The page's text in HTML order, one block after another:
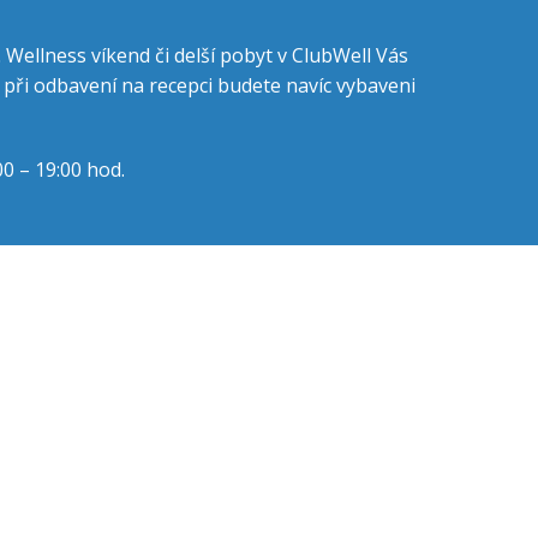
víkend či delší pobyt v ClubWell Vás
odbavení na recepci budete navíc vybaveni
– 19:00 hod.